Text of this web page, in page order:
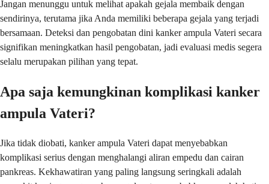
Jangan menunggu untuk melihat apakah gejala membaik dengan
sendirinya, terutama jika Anda memiliki beberapa gejala yang terjadi
bersamaan. Deteksi dan pengobatan dini kanker ampula Vateri secara
signifikan meningkatkan hasil pengobatan, jadi evaluasi medis segera
selalu merupakan pilihan yang tepat.
Apa saja kemungkinan komplikasi kanker
ampula Vateri?
Jika tidak diobati, kanker ampula Vateri dapat menyebabkan
komplikasi serius dengan menghalangi aliran empedu dan cairan
pankreas. Kekhawatiran yang paling langsung seringkali adalah